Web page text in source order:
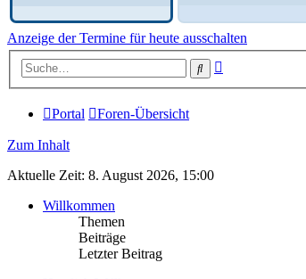
Anzeige der Termine für heute ausschalten
Suche
Portal Foren-Übersicht
Zum Inhalt
Aktuelle Zeit: 8. August 2026, 15:00
Willkommen
Themen
Beiträge
Letzter Beitrag